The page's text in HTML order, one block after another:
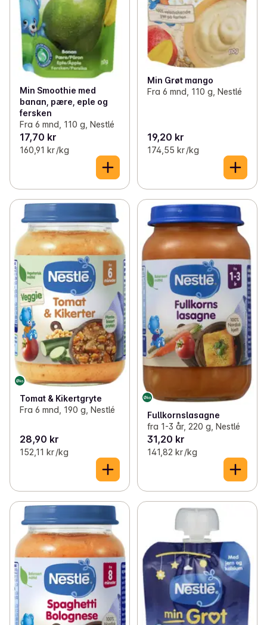
Min Smoothie med
banan, pære, eple og
fersken
Fra 6 mnd, 110 g, Nestlé
17,70 kr
160,91 kr /kg
Min Grøt mango
Fra 6 mnd, 110 g, Nestlé
19,20 kr
174,55 kr /kg
Tomat & Kikertgryte
Fra 6 mnd, 190 g, Nestlé
28,90 kr
152,11 kr /kg
Fullkornslasagne
fra 1-3 år, 220 g, Nestlé
31,20 kr
141,82 kr /kg